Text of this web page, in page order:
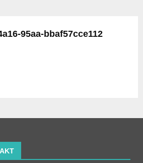
95aa-bbaf57cce112